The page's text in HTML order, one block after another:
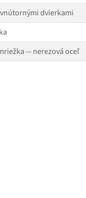
dvierkami
— nerezová oceľ